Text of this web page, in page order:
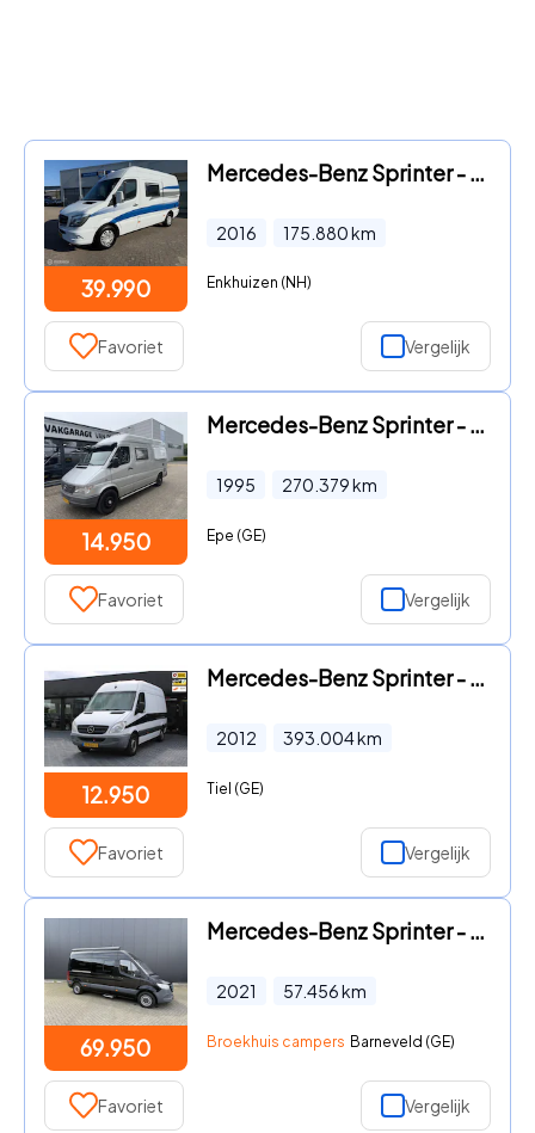
39.990
Mercedes-Benz Sprinter - bus 313 2.2 BlueTEC 325
2016 175.880km
Enkhuizen (NH)
Favoriet Vergelijk
14.950
Mercedes-Benz Sprinter - 212 D MERCEDES BUSCAMPER NETTE BUSCAMPER
1995 270.379km
Epe (GE)
Favoriet Vergelijk
12.950
Mercedes-Benz Sprinter - Camper, 2 persoonsbed, Gasstel, Mobiele WC, Thule instap tra
2012 393.004km
Tiel (GE)
Favoriet Vergelijk
69.950
Mercedes-Benz Sprinter - 314 Automaat L2H2 Mobile Office/ Camper
2021 57.456km
Broekhuis campers Barneveld (GE)
Favoriet Vergelijk